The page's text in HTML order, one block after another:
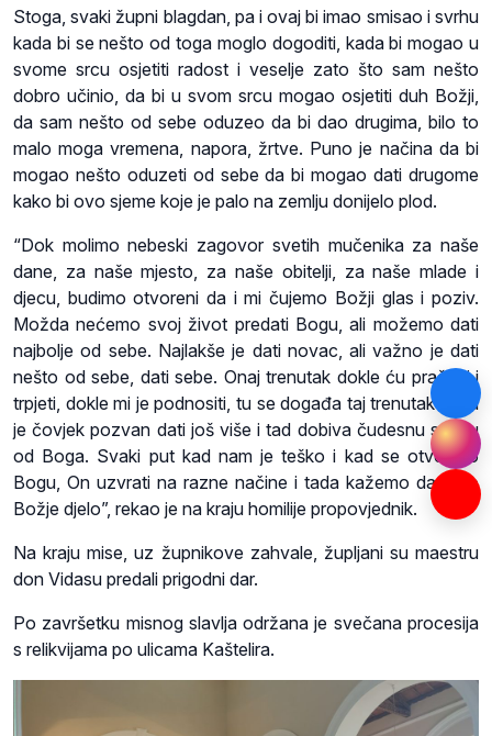
Stoga, svaki župni blagdan, pa i ovaj bi imao smisao i svrhu
kada bi se nešto od toga moglo dogoditi, kada bi mogao u
svome srcu osjetiti radost i veselje zato što sam nešto
dobro učinio, da bi u svom srcu mogao osjetiti duh Božji,
da sam nešto od sebe oduzeo da bi dao drugima, bilo to
malo moga vremena, napora, žrtve. Puno je načina da bi
mogao nešto oduzeti od sebe da bi mogao dati drugome
kako bi ovo sjeme koje je palo na zemlju donijelo plod.
“Dok molimo nebeski zagovor svetih mučenika za naše
dane, za naše mjesto, za naše obitelji, za naše mlade i
djecu, budimo otvoreni da i mi čujemo Božji glas i poziv.
Možda nećemo svoj život predati Bogu, ali možemo dati
najbolje od sebe. Najlakše je dati novac, ali važno je dati
nešto od sebe, dati sebe. Onaj trenutak dokle ću praštati i
trpjeti, dokle mi je podnositi, tu se događa taj trenutak kada
je čovjek pozvan dati još više i tad dobiva čudesnu snagu
od Boga. Svaki put kad nam je teško i kad se otvorimo
Bogu, On uzvrati na razne načine i tada kažemo da je to
Božje djelo”, rekao je na kraju homilije propovjednik.
Na kraju mise, uz župnikove zahvale, župljani su maestru
don Vidasu predali prigodni dar.
Po završetku misnog slavlja održana je svečana procesija
s relikvijama po ulicama Kaštelira.